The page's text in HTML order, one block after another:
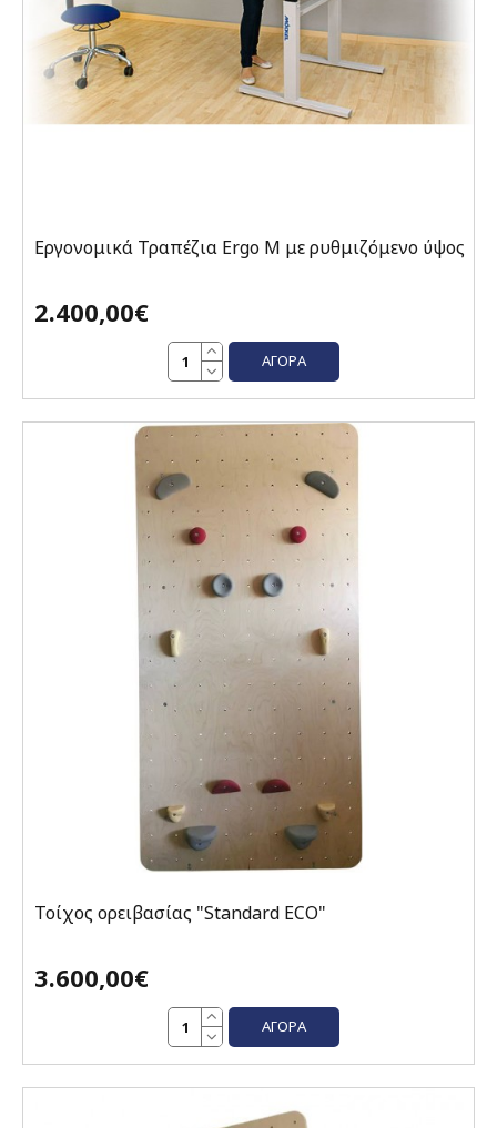
Εργονομικά Τραπέζια Ergo M με ρυθμιζόμενο ύψος
2.400,00€
ΑΓΟΡΆ
Τοίχος ορειβασίας "Standard ECO"
3.600,00€
ΑΓΟΡΆ